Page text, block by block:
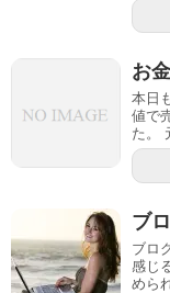
お
本日
値で
た。
ブ
ブロ
感じ
めら